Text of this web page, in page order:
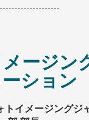
ージン
ション
トイメージングジ